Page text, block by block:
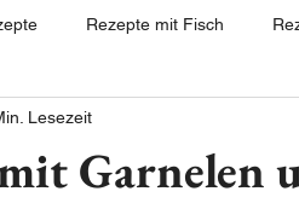
Rezepte mit Fisch
Garnelen
Lesezeit